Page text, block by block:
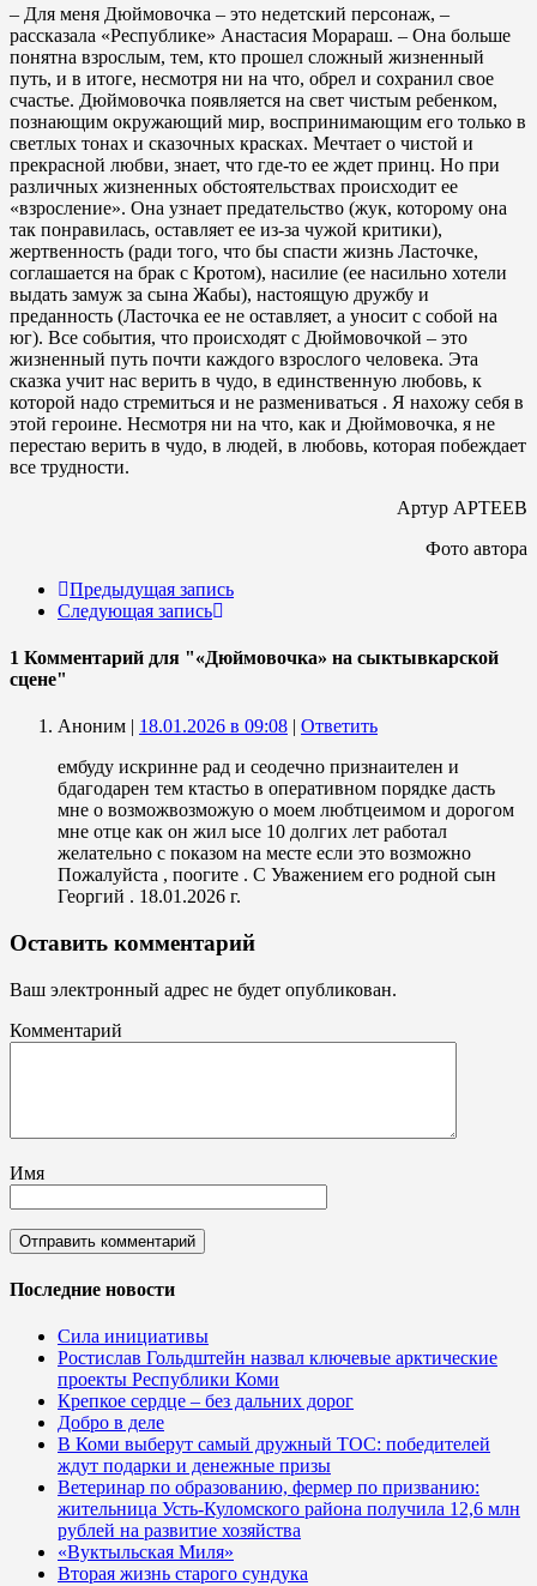
– Для меня Дюймовочка – это недетский персонаж, –
рассказала «Республике» Анастасия Морараш. – Она больше
понятна взрослым, тем, кто прошел сложный жизненный
путь, и в итоге, несмотря ни на что, обрел и сохранил свое
счастье. Дюймовочка появляется на свет чистым ребенком,
познающим окружающий мир, воспринимающим его только в
светлых тонах и сказочных красках. Мечтает о чистой и
прекрасной любви, знает, что где-то ее ждет принц. Но при
различных жизненных обстоятельствах происходит ее
«взросление». Она узнает предательство (жук, которому она
так понравилась, оставляет ее из-за чужой критики),
жертвенность (ради того, что бы спасти жизнь Ласточке,
соглашается на брак с Кротом), насилие (ее насильно хотели
выдать замуж за сына Жабы), настоящую дружбу и
преданность (Ласточка ее не оставляет, а уносит с собой на
юг). Все события, что происходят с Дюймовочкой – это
жизненный путь почти каждого взрослого человека. Эта
сказка учит нас верить в чудо, в единственную любовь, к
которой надо стремиться и не размениваться . Я нахожу себя в
этой героине. Несмотря ни на что, как и Дюймовочка, я не
перестаю верить в чудо, в людей, в любовь, которая побеждает
все трудности.
Артур АРТЕЕВ
Фото автора
Предыдущая запись
Следующая запись
1 Комментарий для "«Дюймовочка» на сыктывкарской
сцене"
Аноним | 18.01.2026 в 09:08 | Ответить
ембуду искринне рад и сеодечно признаителен и
бдагодарен тем ктастьо в оперативном порядке дасть
мне о возможвозможую о моем любтцеимом и дорогом
мне отце как он жил ысе 10 долгих лет работал
желательно с показом на месте если это возможно
Пожалуйста , поогите . С Уважением его родной сын
Георгий . 18.01.2026 г.
Оставить комментарий
Ваш электронный адрес не будет опубликован.
Комментарий
Имя
Последние новости
Сила инициативы
Ростислав Гольдштейн назвал ключевые арктические
проекты Республики Коми
Крепкое сердце – без дальних дорог
Добро в деле
В Коми выберут самый дружный ТОС: победителей
ждут подарки и денежные призы
Ветеринар по образованию, фермер по призванию:
жительница Усть-Куломского района получила 12,6 млн
рублей на развитие хозяйства
«Вуктыльская Миля»
Вторая жизнь старого сундука